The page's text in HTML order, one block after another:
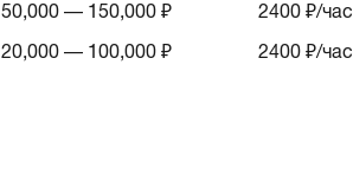
50,000 — 150,000 ₽ 2400 ₽/час
20,000 — 100,000 ₽ 2400 ₽/час